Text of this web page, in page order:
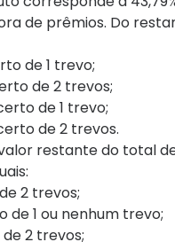
de prêmios. Do
de 1 trevo;
de 2 trevos;
de 1 trevo;
de 2 trevos.
restante do total
2 trevos;
de 1 ou nenhum trevo;
2 trevos;